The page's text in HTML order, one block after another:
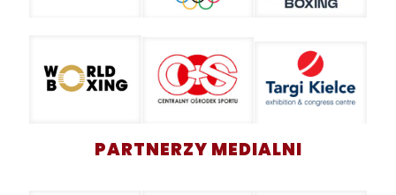
PARTNERZY MEDIALNI